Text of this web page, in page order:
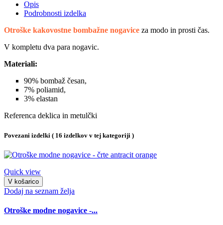
Opis
Podrobnosti izdelka
Otroške kakovostne bombažne nogavice za modo in prosti čas.
V kompletu dva para nogavic.
Materiali:
90% bombaž česan,
7% poliamid,
3% elastan
Referenca deklica in metulčki
Povezani izdelki ( 16 izdelkov v tej kategoriji )
Quick view
V košarico
Dodaj na seznam želja
Otroške modne nogavice -...